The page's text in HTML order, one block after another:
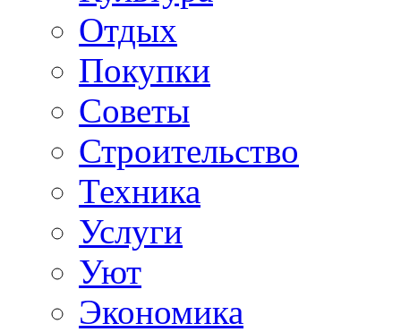
Отдых
Покупки
Советы
Строительство
Техника
Услуги
Уют
Экономика